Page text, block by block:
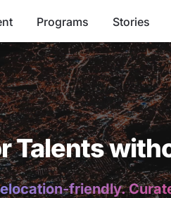
Programs Stories
Talents
friendly.